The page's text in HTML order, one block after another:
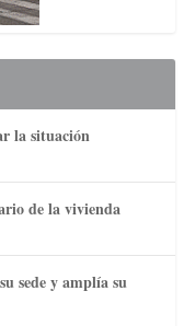
la situación
de la vivienda
sede y amplía su